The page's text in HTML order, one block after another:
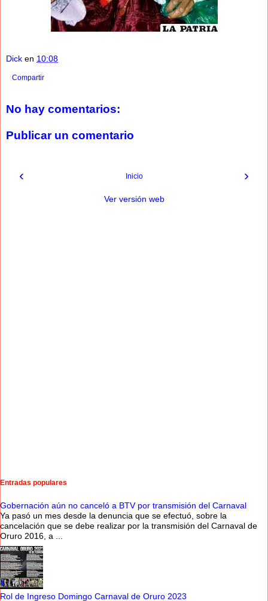
Dick en 10:08
Compartir
No hay comentarios:
Publicar un comentario
‹ ›
Inicio
Ver versión web
Entradas populares
Gobernación aún no canceló a BTV por transmisión del Carnaval
Ya pasó un mes desde la denuncia que se efectuó, sobre la
cancelación que se debe realizar por la transmisión del Carnaval de
Oruro 2016, a ...
Rol de Ingreso Domingo Carnaval de Oruro 2023